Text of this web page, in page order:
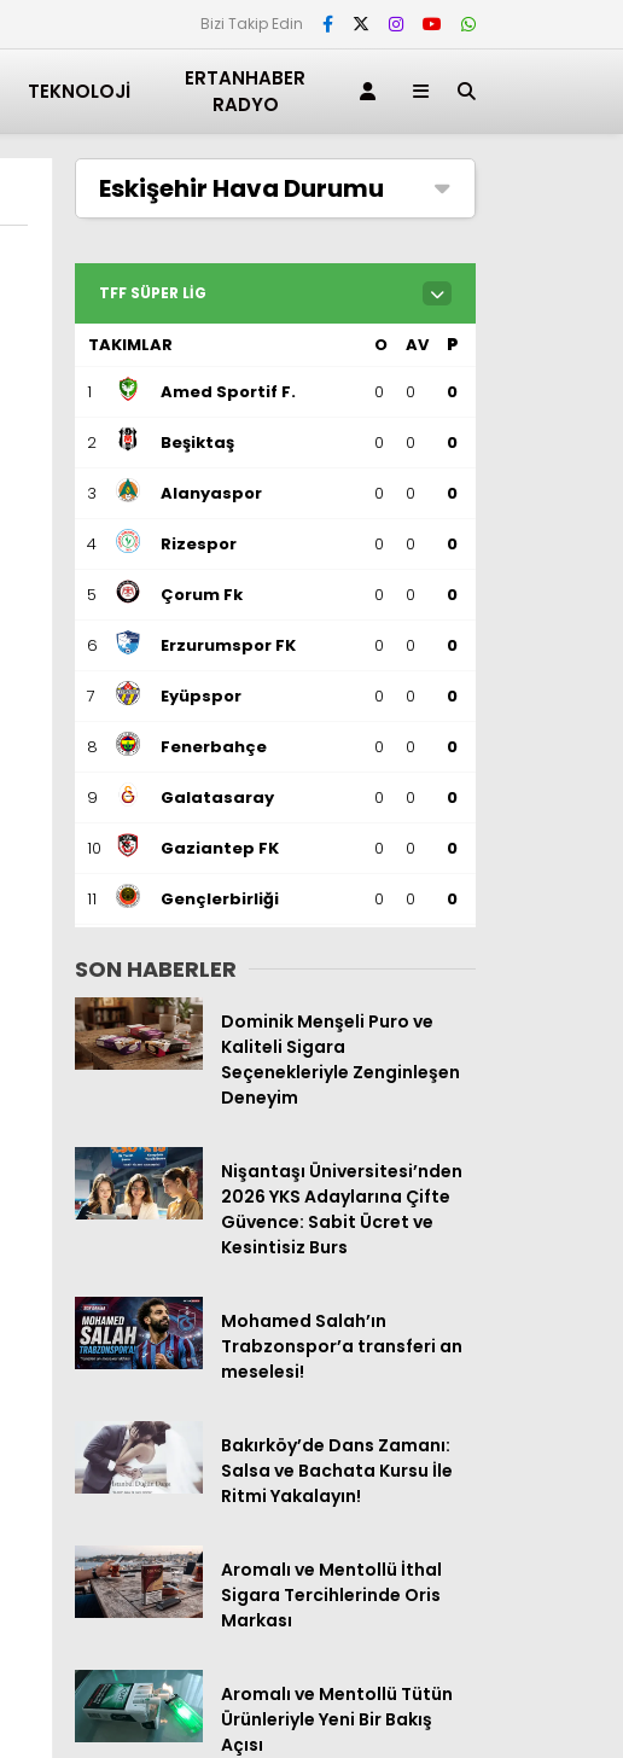
Bizi Takip Edin
TEKNOLOJI
ERTANHABER
RADYO
Eskişehir Hava Durumu
TFF SÜPER LIG
TAKIMLAR O AV P
1 Amed Sportif F. 0 0 0
2 Beşiktaş 0 0 0
3 Alanyaspor 0 0 0
4 Rizespor 0 0 0
5 Çorum Fk 0 0 0
6 Erzurumspor FK 0 0 0
7 Eyüpspor 0 0 0
8 Fenerbahçe 0 0 0
9 Galatasaray 0 0 0
10 Gaziantep FK 0 0 0
11 Gençlerbirliği 0 0 0
13 Başakşehir
14 Kasımpaşa
Kocaelispor
16 Konyaspor
17 Samsunspor 0 0 0
Trabzonspor
SON HABERLER
Dominik Menşeli Puro ve
Kaliteli Sigara
Seçenekleriyle Zenginleşen
Deneyim
Nişantaşı Üniversitesi’nden
2026 YKS Adaylarına Çifte
Güvence: Sabit Ücret ve
Kesintisiz Burs
Mohamed Salah’ın
Trabzonspor’a transferi an
meselesi!
Bakırköy’de Dans Zamanı:
Salsa ve Bachata Kursu İle
Ritmi Yakalayın!
Aromalı ve Mentollü İthal
Sigara Tercihlerinde Oris
Markası
Aromalı ve Mentollü Tütün
Ürünleriyle Yeni Bir Bakış
Açısı